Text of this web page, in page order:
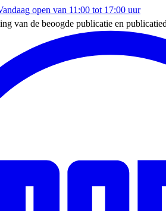
open van 11:00 tot 17:00 uur
van de beoogde publicatie en